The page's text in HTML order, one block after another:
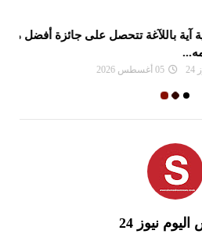
تتحصل على جائزة أفضل ممثلة
نيوز 24